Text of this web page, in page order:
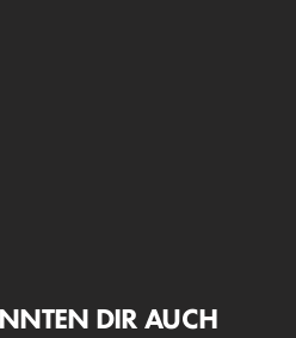
DIR AUCH